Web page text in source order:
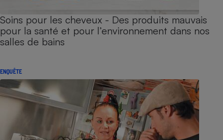
Soins pour les cheveux - Des produits mauvais
pour la santé et pour l’environnement dans nos
salles de bains
ENQUÊTE